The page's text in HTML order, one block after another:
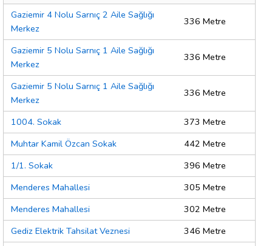
Gaziemir 4 Nolu Sarnıç 2 Aile Sağlığı
Merkez
336 Metre
Gaziemir 5 Nolu Sarnıç 1 Aile Sağlığı
Merkez
336 Metre
Gaziemir 5 Nolu Sarnıç 1 Aile Sağlığı
Merkez
336 Metre
1004. Sokak
373 Metre
Muhtar Kamil Özcan Sokak
442 Metre
1/1. Sokak
396 Metre
Menderes Mahallesi
305 Metre
Menderes Mahallesi
302 Metre
Gediz Elektrik Tahsilat Veznesi
346 Metre